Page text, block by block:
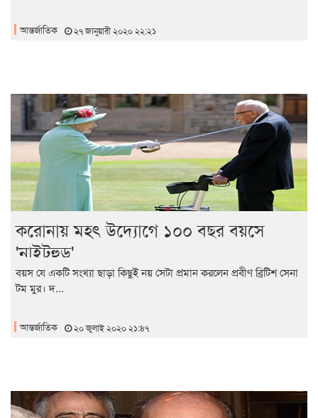
আন্তর্জাতিক ২৭ জানুয়ারী ২০২০ ২২:২১
করোনায় মহৎ উদ্যোগে ১০০ বছর বয়সে
'নাইটহুড'
বয়স যে একটি সংখ্যা ছাড়া কিছুই নয় সেটা প্রমান করলেন প্রবীণ ব্রিটিশ সেনা
টম মুর। দ...
আন্তর্জাতিক ২০ জুলাই ২০২০ ২১:৪৭